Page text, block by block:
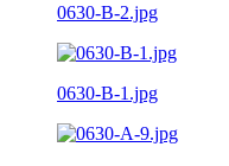
0630-B-2.jpg
0630-B-1.jpg